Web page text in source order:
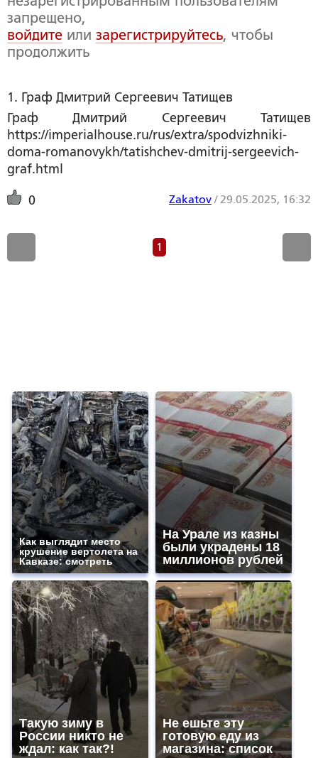
запрещено,
войдите или зарегистрируйтесь, чтобы
продолжить
1. Граф Дмитрий Сергеевич Татищев
Граф Дмитрий Сергеевич Татищев
https://imperialhouse.ru/rus/extra/spodvizhniki-
doma-romanovykh/tatishchev-dmitrij-sergeevich-
graf.html
0 Zakatov/ 29.05.2025, 16:32
1
Как выглядит место
крушение вертолета на
Кавказе: смотреть
На Урале из казны
были украдены 18
миллионов рублей
Такую зиму в
России никто не
ждал: как так?!
Не ешьте эту
готовую еду из
магазина: список